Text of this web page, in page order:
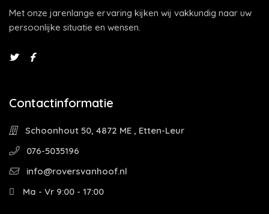
Met onze jarenlange ervaring kijken wij vakkundig naar uw
persoonlijke situatie en wensen.
Contactinformatie
Schoonhout 50, 4872 ME , Etten-Leur
076-5035196
info@roversvanhoof.nl
Ma - Vr 9:00 - 17:00